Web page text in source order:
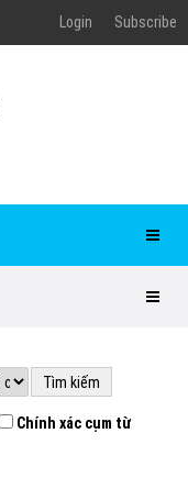
Login Subscribe
Chính xác cụm từ